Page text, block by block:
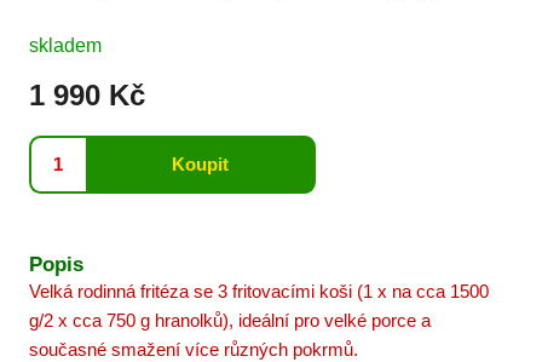
skladem
1 990 Kč
Popis
Velká rodinná fritéza se 3 fritovacími koši (1 x na cca 1500
g/2 x cca 750 g hranolků), ideální pro velké porce a
současné smažení více různých pokrmů.